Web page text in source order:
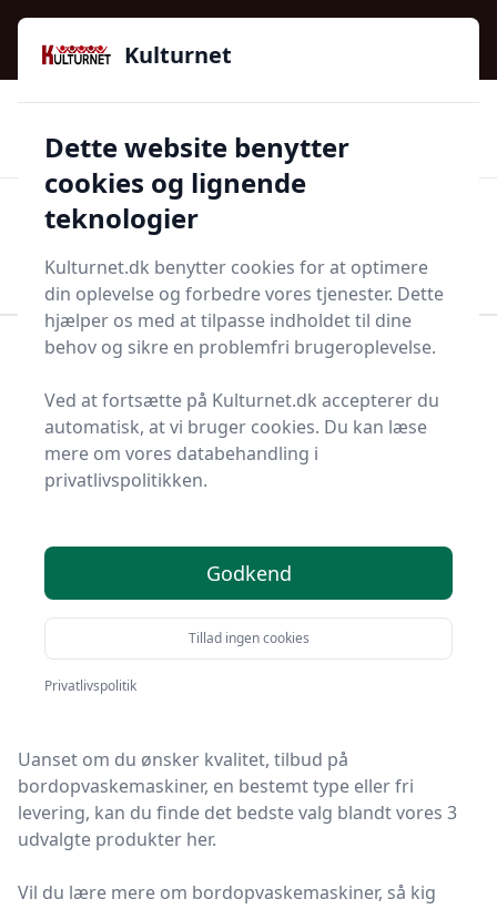
Kulturnet - Alt Det Gode I Livet | Din Kulturguide Siden
2016
97 kategorier 👍Kun godkendte butikker
Start søgning
Bolig og indretning
Hårde hvidevarer
Bordopvaskemaskine
Bedste
bordopvaskemaskiner
på markedet - 3
anbefalinger
Velkommen til Kulturnet! Vi har gjort arbejdet for dig
og udvalgt 3 af de bedste bordopvaskemaskiner på
Uanset om du ønsker kvalitet, tilbud på
bordopvaskemaskiner, en bestemt type eller fri
levering, kan du finde det bedste valg blandt vores 3
udvalgte produkter her.
Vil du lære mere om bordopvaskemaskiner, så kig
Kulturnet
Dette website benytter
cookies og lignende
teknologier
Kulturnet.dk benytter cookies for at optimere
din oplevelse og forbedre vores tjenester. Dette
hjælper os med at tilpasse indholdet til dine
behov og sikre en problemfri brugeroplevelse.
Ved at fortsætte på Kulturnet.dk accepterer du
automatisk, at vi bruger cookies. Du kan læse
mere om vores databehandling i
privatlivspolitikken.
Godkend
Tillad ingen cookies
Privatlivspolitik